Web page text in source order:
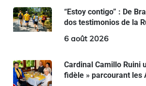
“Estoy contigo” : De
dos testimonios de la
6 août 2026
Cardinal Camillo Ruini
fidèle » parcourant les